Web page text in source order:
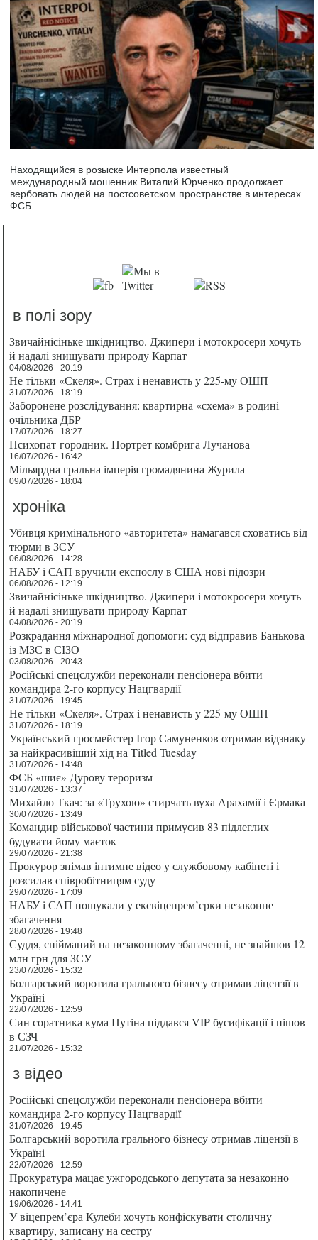
Находящийся в розыске Интерпола известный
международный мошенник Виталий Юрченко продолжает
вербовать людей на постсоветском пространстве в интересах
ФСБ.
в полі зору
Звичайнісіньке шкідництво. Джипери і мотокросери хочуть
й надалі знищувати природу Карпат
04/08/2026 - 20:19
Не тільки «Скеля». Страх і ненависть у 225-му ОШП
31/07/2026 - 18:19
Заборонене розслідування: квартирна «схема» в родині
очільника ДБР
17/07/2026 - 18:27
Психопат-городник. Портрет комбрига Лучанова
16/07/2026 - 16:42
Мільярдна гральна імперія громадянина Журила
09/07/2026 - 18:04
хроніка
Убивця кримінального «авторитета» намагався сховатись від
тюрми в ЗСУ
06/08/2026 - 14:28
НАБУ і САП вручили експослу в США нові підозри
06/08/2026 - 12:19
Звичайнісіньке шкідництво. Джипери і мотокросери хочуть
й надалі знищувати природу Карпат
04/08/2026 - 20:19
Розкрадання міжнародної допомоги: суд відправив Банькова
із МЗС в СІЗО
03/08/2026 - 20:43
Російські спецслужби переконали пенсіонера вбити
командира 2-го корпусу Нацгвардії
31/07/2026 - 19:45
Не тільки «Скеля». Страх і ненависть у 225-му ОШП
31/07/2026 - 18:19
Український гросмейстер Ігор Самуненков отримав відзнаку
за найкрасивіший хід на Titled Tuesday
31/07/2026 - 14:48
ФСБ «шиє» Дурову тероризм
31/07/2026 - 13:37
Михайло Ткач: за «Трухою» стирчать вуха Арахамії і Єрмака
30/07/2026 - 13:49
Командир військової частини примусив 83 підлеглих
будувати йому маєток
29/07/2026 - 21:38
Прокурор знімав інтимне відео у службовому кабінеті і
розсилав співробітницям суду
29/07/2026 - 17:09
НАБУ і САП пошукали у ексвіцепрем’єрки незаконне
збагачення
28/07/2026 - 19:48
Суддя, спійманий на незаконному збагаченні, не знайшов 12
млн грн для ЗСУ
23/07/2026 - 15:32
Болгарський воротила грального бізнесу отримав ліцензії в
Україні
22/07/2026 - 12:59
Син соратника кума Путіна піддався VIP-бусифікації і пішов
в СЗЧ
21/07/2026 - 15:32
з відео
Російські спецслужби переконали пенсіонера вбити
командира 2-го корпусу Нацгвардії
31/07/2026 - 19:45
Болгарський воротила грального бізнесу отримав ліцензії в
Україні
22/07/2026 - 12:59
Прокуратура мацає ужгородського депутата за незаконно
накопичене
19/06/2026 - 14:41
У віцепрем’єра Кулеби хочуть конфіскувати столичну
квартиру, записану на сестру